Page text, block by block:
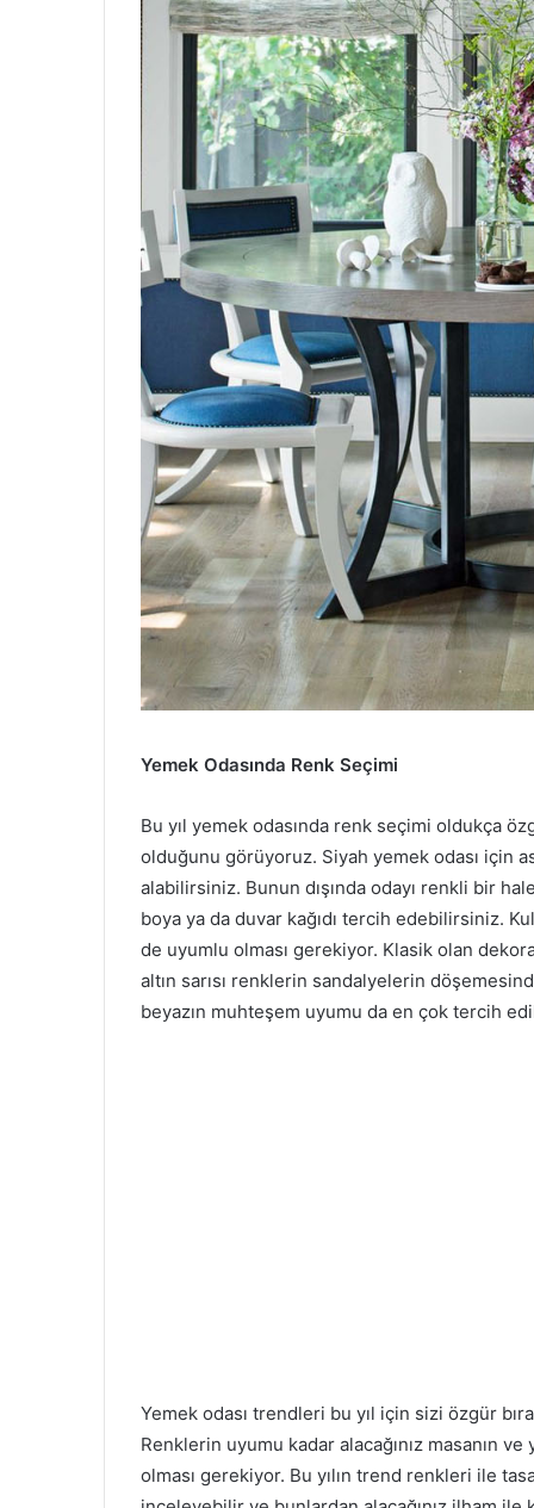
Yemek Odasında Renk Seçimi
Bu yıl yemek odasında renk seçimi oldukça
olduğunu görüyoruz. Siyah yemek odası için
alabilirsiniz. Bunun dışında odayı renkli bir
boya ya da duvar kağıdı tercih edebilirsiniz.
de uyumlu olması gerekiyor. Klasik olan
altın sarısı renklerin sandalyelerin
beyazın muhteşem uyumu da en çok tercih
Yemek odası trendleri bu yıl için sizi özgür
Renklerin uyumu kadar alacağınız masanın ve
olması gerekiyor. Bu yılın trend renkleri ile